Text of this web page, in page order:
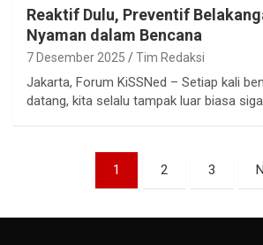
Reaktif Dulu, Preventif
Nyaman dalam Bencana
7 Desember 2025 Tim Redaksi
Jakarta, Forum KiSSNed – Setiap kali
datang, kita selalu tampak luar biasa
1 2 3